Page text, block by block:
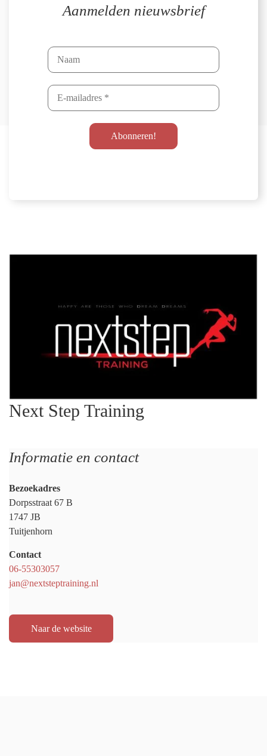
Aanmelden nieuwsbrief
Next Step Training
Informatie en contact
Bezoekadres
Dorpsstraat 67 B
1747 JB
Tuitjenhorn
Contact
06-55303057
jan@nextsteptraining.nl
Naar de website